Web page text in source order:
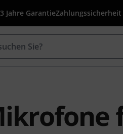
3 Jahre GarantieZahlungssicherheit